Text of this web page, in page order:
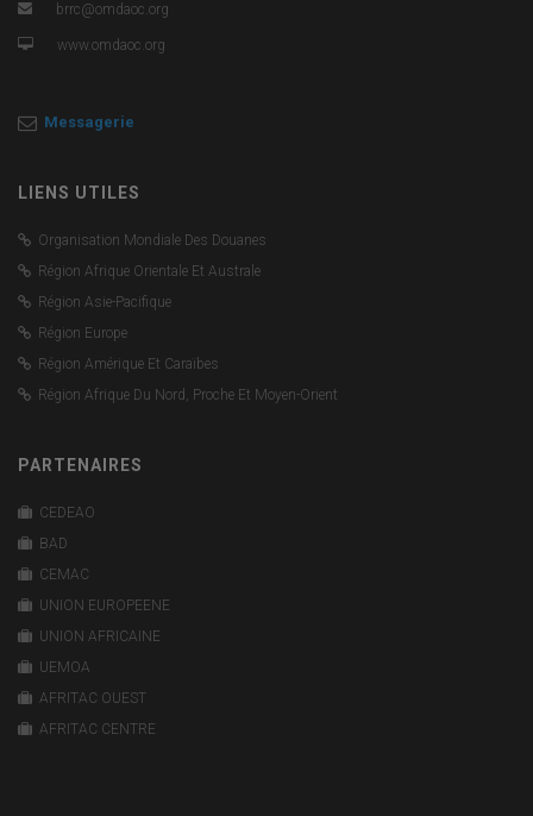
brrc@omdaoc.org
www.omdaoc.org
Messagerie
LIENS UTILES
Organisation Mondiale Des Douanes
Région Afrique Orientale Et Australe
Région Asie-Pacifique
Région Europe
Région Amérique Et Caraïbes
Région Afrique Du Nord, Proche Et Moyen-Orient
PARTENAIRES
CEDEAO
BAD
CEMAC
UNION EUROPEENE
UNION AFRICAINE
UEMOA
AFRITAC OUEST
AFRITAC CENTRE